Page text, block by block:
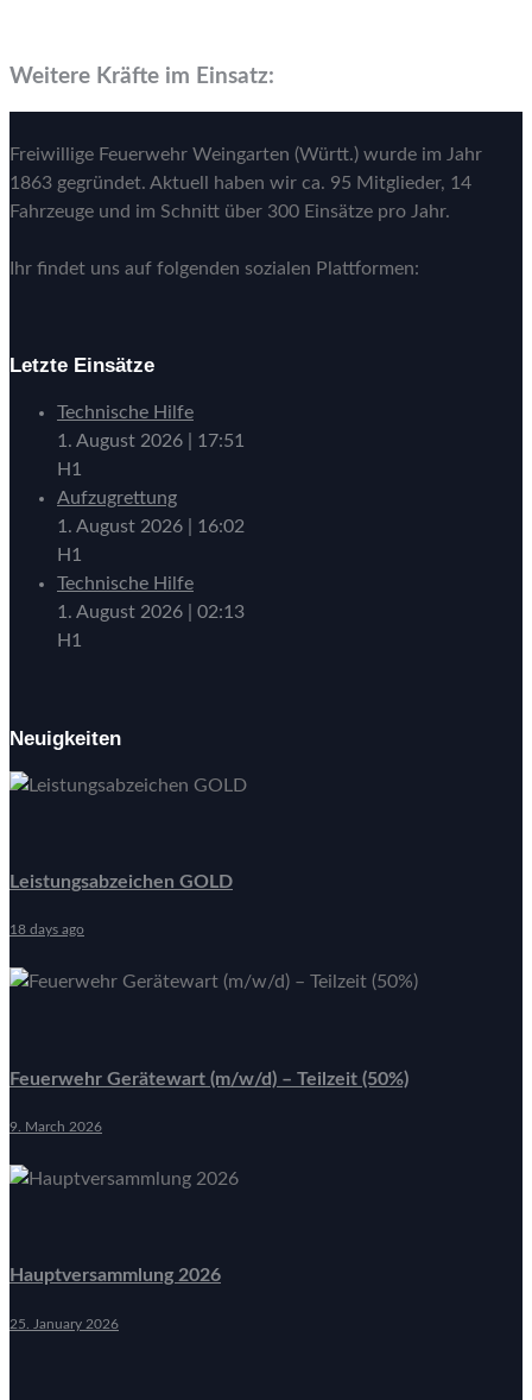
Weitere Kräfte im Einsatz:
Freiwillige Feuerwehr Weingarten (Württ.) wurde im Jahr
1863 gegründet. Aktuell haben wir ca. 95 Mitglieder, 14
Fahrzeuge und im Schnitt über 300 Einsätze pro Jahr.
Ihr findet uns auf folgenden sozialen Plattformen:
Letzte Einsätze
Technische Hilfe
1. August 2026
17:51
H1
Aufzugrettung
1. August 2026
16:02
H1
Technische Hilfe
1. August 2026
02:13
H1
Neuigkeiten
Leistungsabzeichen GOLD
18 days ago
Feuerwehr Gerätewart (m/w/d) – Teilzeit (50%)
9. March 2026
Hauptversammlung 2026
25. January 2026